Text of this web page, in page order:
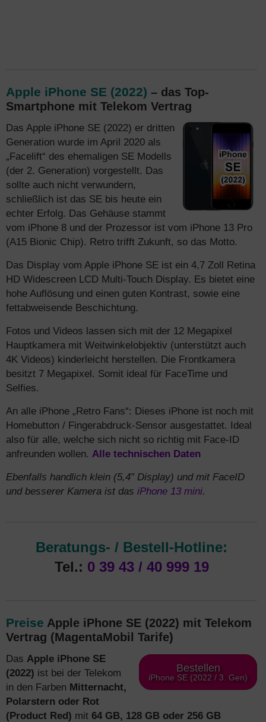
Apple iPhone SE (2022) – das Top-
Smartphone mit Telekom Vertrag
Das Apple iPhone SE (2022) er dritten
Generation wurde im April 2020 als
„Facelift“ des ehemaligen SE Modells
(der 2. Generation) vorgestellt. Das
sollte auch nicht verwundern,
schließlich ist das SE bis heute ein
echter Erfolg. Das Gehäuse stammt
vom iPhone 8 und der Prozessor ist vom iPhone 13 Pro
(A15 Bionic Chip). Retro trifft Zukunft, so das Motto.
Das Display vom Apple iPhone SE ist ein 4,7 Zoll Retina
HD Widescreen LCD Multi-Touch Display. Es bietet eine
hohe Auflösung und einen guten Kontrast, sowie eine
fettabweisende Beschichtung.
Fotos und Videos lassen sich mit der 12 Megapixel
Hauptkamera mit Weitwinkelobjektiv (unterstützt auch
4K Videos) kinderleicht herstellen. Die Frontkamera
besitzt 7 Megapixel. Somit ideal für FaceTime und
Selfies.
An alle iPhone „Retro Fans“: Dieses iPhone ist noch mit
Homebutton / Fingerabdruck-Sensor ausgestattet. Ideal
also für alle, welche sich nicht so richtig mit Face-ID
anfreunden wollen. Alle technischen Daten
Ebenfalls handlich klein (5,4″ Display) und mit FaceID
und besserer Kamera ist das iPhone 13 mini.
Beratungs- / Bestell-Hotline:
Tel.: 0 39 43 / 40 999 19
Preise Apple iPhone SE (2022) mit Telekom
Vertrag (MagentaMobil Tarife)
Bestellen
iPhone SE (2022 / 3. Gen)
Das Apple iPhone SE
(2022) ist bei der Telekom
in den Farben Mitternacht,
Polarstern oder Rot
(Product Red) mit 64 GB, 128 GB oder 256 GB